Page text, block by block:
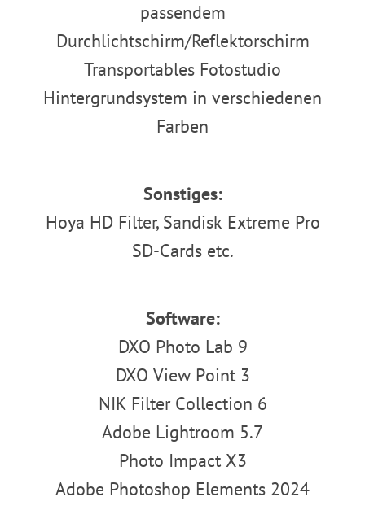
passendem
Durchlichtschirm/Reflektorschirm
Transportables Fotostudio
Hintergrundsystem in verschiedenen
Farben
Sonstiges:
Hoya HD Filter, Sandisk Extreme Pro
SD-Cards etc.
Software:
DXO Photo Lab 9
DXO View Point 3
NIK Filter Collection 6
Adobe Lightroom 5.7
Photo Impact X3
Adobe Photoshop Elements 2024